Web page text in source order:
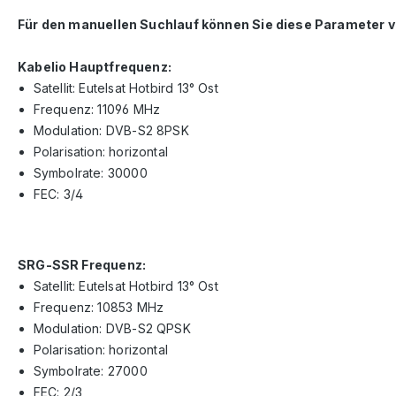
Für den manuellen Suchlauf können Sie diese Parameter
Kabelio Hauptfrequenz:
Satellit: Eutelsat Hotbird 13° Ost
Frequenz: 11096 MHz
Modulation: DVB-S2 8PSK
Polarisation: horizontal
Symbolrate: 30000
FEC: 3/4
SRG-SSR Frequenz:
Satellit: Eutelsat Hotbird 13° Ost
Frequenz: 10853 MHz
Modulation: DVB-S2 QPSK
Polarisation: horizontal
Symbolrate: 27000
FEC: 2/3